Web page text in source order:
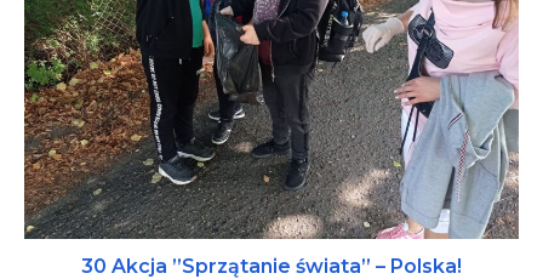
30 Akcja ”Sprzątanie świata” – Polska!